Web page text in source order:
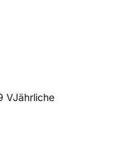
VJährliche